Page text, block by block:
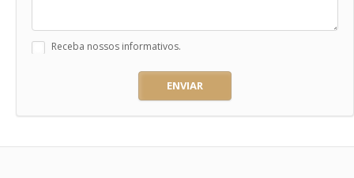
Receba nossos informativos.
ENVIAR